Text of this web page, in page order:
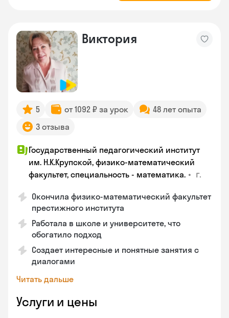
Виктория
5 от 1092 ₽ за урок
48 лет опыта
3 отзыва
Государственный педагогический институт
им. Н.К.Крупской, физико-математический
факультет, специальность - математика. • г.
Окончила физико-математический факультет
престижного института
Работала в школе и университете, что
обогатило подход
Создает интересные и понятные занятия с
диалогами
Читать дальше
Услуги и цены